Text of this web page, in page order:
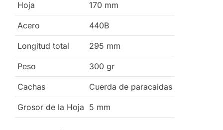
Hoja 170 mm
Acero 440B
Longitud total 295 mm
Peso 300 gr
Cachas Cuerda de paracaidas
Grosor de la Hoja 5 mm